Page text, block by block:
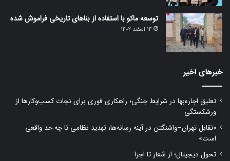
توسعه ماکو با استفاده از بنا‌های تاریخی فراموش شده
14 اسفند 1402
خبرهای اخیر
تعلیق اجاره‌بها در شرایط جنگی؛ راهکاری فوری برای نجات کسب‌وکارها از
ورشکستگی
«تقابل تهران–واشنگتن در آینه رسانه‌ها؛ تهدید نظامی تا چه حد واقعی
است»
تحول دیجیتال؛ از شعار تا اجرا